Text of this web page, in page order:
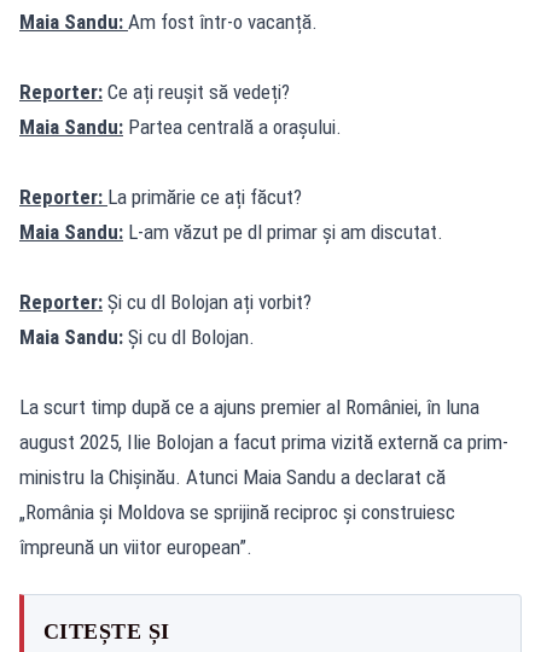
Maia Sandu: Am fost într-o vacanță.
Reporter: Ce ați reușit să vedeți?
Maia Sandu: Partea centrală a orașului.
Reporter: La primărie ce ați făcut?
Maia Sandu: L-am văzut pe dl primar și am discutat.
Reporter: Și cu dl Bolojan ați vorbit?
Maia Sandu: Și cu dl Bolojan.
La scurt timp după ce a ajuns premier al României, în luna
august 2025, Ilie Bolojan a facut prima vizită externă ca prim-
ministru la Chișinău. Atunci Maia Sandu a declarat că
„România și Moldova se sprijină reciproc și construiesc
împreună un viitor european”.
CITEȘTE ȘI